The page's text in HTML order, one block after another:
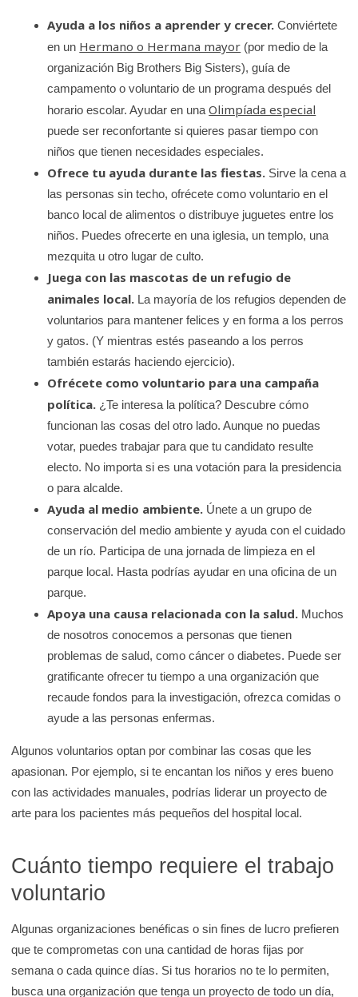
Ayuda a los niños a aprender y crecer. Conviértete
en un Hermano o Hermana mayor (por medio de la
organización Big Brothers Big Sisters), guía de
campamento o voluntario de un programa después del
horario escolar. Ayudar en unaOlimpíada especial
puede ser reconfortante si quieres pasar tiempo con
niños que tienen necesidades especiales.
Ofrece tu ayuda durante las fiestas. Sirve la cena a
las personas sin techo, ofrécete como voluntario en el
banco local de alimentos o distribuye juguetes entre los
niños. Puedes ofrecerte en una iglesia, un templo, una
mezquita u otro lugar de culto.
Juega con las mascotas de un refugio de
animales local. La mayoría de los refugios dependen de
voluntarios para mantener felices y en forma a los perros
y gatos. (Y mientras estés paseando a los perros
también estarás haciendo ejercicio).
Ofrécete como voluntario para una campaña
política. ¿Te interesa la política? Descubre cómo
funcionan las cosas del otro lado. Aunque no puedas
votar, puedes trabajar para que tu candidato resulte
electo. No importa si es una votación para la presidencia
o para alcalde.
Ayuda al medio ambiente. Únete a un grupo de
conservación del medio ambiente y ayuda con el cuidado
de un río. Participa de una jornada de limpieza en el
parque local. Hasta podrías ayudar en una oficina de un
parque.
Apoya una causa relacionada con la salud. Muchos
de nosotros conocemos a personas que tienen
problemas de salud, como cáncer o diabetes. Puede ser
gratificante ofrecer tu tiempo a una organización que
recaude fondos para la investigación, ofrezca comidas o
ayude a las personas enfermas.
Algunos voluntarios optan por combinar las cosas que les
apasionan. Por ejemplo, si te encantan los niños y eres bueno
con las actividades manuales, podrías liderar un proyecto de
arte para los pacientes más pequeños del hospital local.
Cuánto tiempo requiere el trabajo
voluntario
Algunas organizaciones benéficas o sin fines de lucro prefieren
que te comprometas con una cantidad de horas fijas por
semana o cada quince días. Si tus horarios no te lo permiten,
busca una organización que tenga un proyecto de todo un día,